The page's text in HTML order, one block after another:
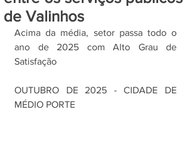
de Valinhos
Acima da média, setor passa todo o
ano de 2025 com Alto Grau de
Satisfação
OUTUBRO DE 2025 - CIDADE DE
MÉDIO PORTE